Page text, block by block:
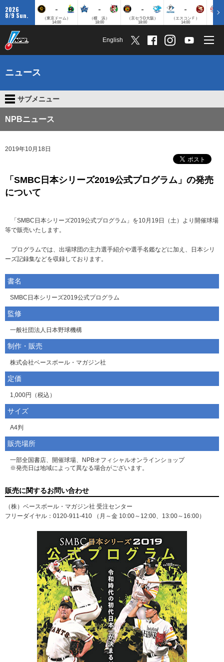
2026
8/9 Sun.
-
（東京ドーム）
14:00
-
（横 浜）
18:00
-
（京セラD大阪）
18:00
-
（エスコンＦ）
14:00
English
ニュース
サブメニュー
NPBニュース
2019年10月18日
「SMBC日本シリーズ2019公式プログラム」の発売
について
「SMBC日本シリーズ2019公式プログラム」を10月19日（土）より開催球場
等で販売いたします。
プログラムでは、出場球団の主力選手紹介や選手名鑑などに加え、日本シリ
ーズ記録集などを収録しております。
書名
SMBC日本シリーズ2019公式プログラム
監修
一般社団法人日本野球機構
制作・販売
株式会社ベースボール・マガジン社
定価
1,000円（税込）
サイズ
A4判
販売場所
一部全国書店、開催球場、NPBオフィシャルオンラインショップ
※発売日は地域によって異なる場合がございます。
販売に関するお問い合わせ
（株）ベースボール・マガジン社 受注センター
フリーダイヤル：0120-911-410 （月～金 10:00～12:00、13:00～16:00）